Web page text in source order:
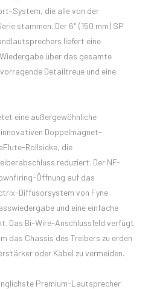
System, die alle von der
stammen. Der 6" (150 mm) SP
liefert eine
über das gesamte
Detailtreue und eine
eine außergewöhnliche
Doppelmagnet-
Rollsicke, die
reduziert. Der NF-
Öffnung auf das
Diffusorsystem von Fyne
und eine einfache
Das Bi-Wire-Anschlussfeld verfügt
das Chassis des Treibers zu erden
oder Kabel zu vermeiden.
Premium-Lautsprecher